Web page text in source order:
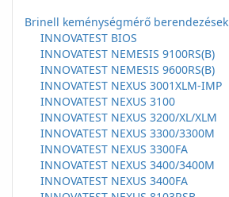
Brinell keménységmérő berendezések
INNOVATEST BIOS
INNOVATEST NEMESIS 9100RS(B)
INNOVATEST NEMESIS 9600RS(B)
INNOVATEST NEXUS 3001XLM-IMP
INNOVATEST NEXUS 3100
INNOVATEST NEXUS 3200/XL/XLM
INNOVATEST NEXUS 3300/3300M
INNOVATEST NEXUS 3300FA
INNOVATEST NEXUS 3400/3400M
INNOVATEST NEXUS 3400FA